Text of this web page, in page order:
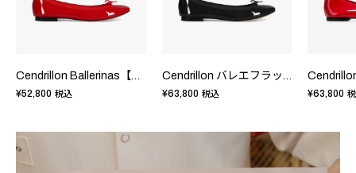
Cendrillon Ballerinas【New Size】
¥52,800 税込
Cendrillon バレエフラット - EUサイズ
¥63,800 税込 ¥63,800